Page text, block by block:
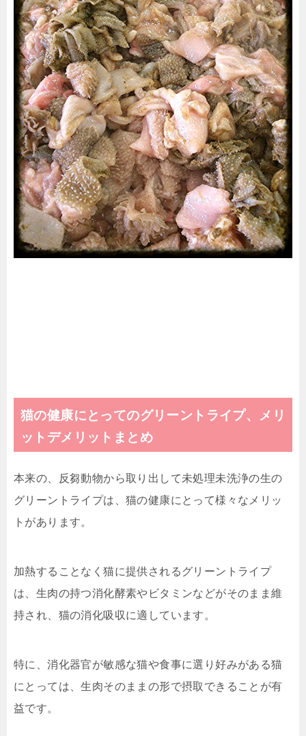
猫の健康にとってのグリーントライプ、メリ
ットデメリットまとめ
本来の、反芻動物から取り出して未処理未洗浄の生の
グリーントライプは、猫の健康にとって様々なメリッ
トがあります。
加熱することなく猫に提供されるグリーントライプ
は、生肉の持つ消化酵素やビタミンなどがそのまま維
持され、猫の消化吸収に適しています。
特に、消化器官が敏感な猫や食事に選り好みがある猫
にとっては、生肉そのままの形で摂取できることが有
益です。